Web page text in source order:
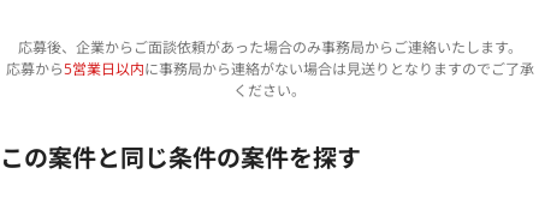
応募後、企業からご面談依頼があった場合のみ事務局からご連絡いたします。
応募から5営業日以内に事務局から連絡がない場合は見送りとなりますのでご了承
ください。
この案件と同じ条件の案件を探す